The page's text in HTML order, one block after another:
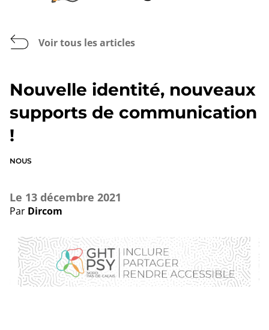
Voir tous les articles
Nouvelle identité, nouveaux
supports de communication
!
NOUS
Le 13 décembre 2021
Par Dircom